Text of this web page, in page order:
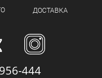
ДОСТАВКА
444